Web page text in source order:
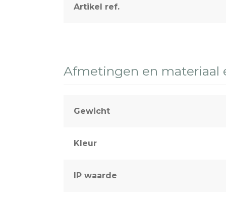
Sport & terreinverlichting
Artikel ref.
Afmetingen en materiaal
Gewicht
Kleur
IP waarde